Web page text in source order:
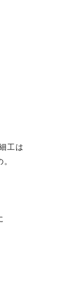
工は